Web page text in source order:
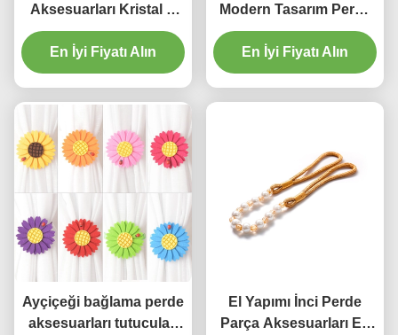
Aksesuarları Kristal U
Duvar Kancası
Alüminyum Perde Geri
Çekilmeleri
En İyi Fiyatı Alın
Modern Tasarım Perde
İnci Püsküller Tiebacks
Aksesuar Üreticisi
En İyi Fiyatı Alın
Ayçiçeği bağlama perde
aksesuarları tutucuları
El Yapımı İnci Perde
Parça Aksesuarları Ev